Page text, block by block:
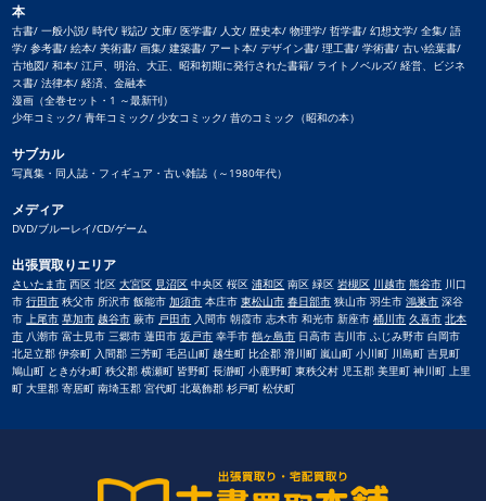
本
古書/ 一般小説/ 時代/ 戦記/ 文庫/ 医学書/ 人文/ 歴史本/ 物理学/ 哲学書/ 幻想文学/ 全集/ 語
学/ 参考書/ 絵本/ 美術書/ 画集/ 建築書/ アート本/ デザイン書/ 理工書/ 学術書/ 古い絵葉書/
古地図/ 和本/ 江戸、明治、大正、昭和初期に発行された書籍/ ライトノベルズ/ 経営、ビジネ
ス書/ 法律本/ 経済、金融本
漫画（全巻セット・1 ～最新刊）
少年コミック/ 青年コミック/ 少女コミック/ 昔のコミック（昭和の本）
サブカル
写真集・同人誌・フィギュア・古い雑誌（～1980年代）
メディア
DVD/ブルーレイ/CD/ゲーム
出張買取りエリア
さいたま市 西区 北区大宮区 見沼区 中央区 桜区浦和区 南区 緑区岩槻区 川越市 熊谷市 川口
市行田市 秩父市 所沢市 飯能市加須市 本庄市東松山市 春日部市 狭山市 羽生市鴻巣市 深谷
市 上尾市 草加市 越谷市 蕨市 戸田市 入間市 朝霞市 志木市 和光市 新座市桶川市 久喜市 北本
市 八潮市 富士見市 三郷市 蓮田市坂戸市 幸手市鶴ヶ島市 日高市 吉川市 ふじみ野市 白岡市
北足立郡 伊奈町 入間郡 三芳町 毛呂山町 越生町 比企郡 滑川町 嵐山町 小川町 川島町 吉見町
鳩山町 ときがわ町 秩父郡 横瀬町 皆野町 長瀞町 小鹿野町 東秩父村 児玉郡 美里町 神川町 上里
町 大里郡 寄居町 南埼玉郡 宮代町 北葛飾郡 杉戸町 松伏町